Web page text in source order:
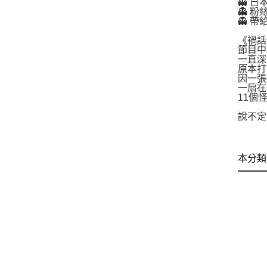
👻 日
👻 粉
👻 帶
《禍
節目
一直
原本
因一
一扇
11個
說不
本分